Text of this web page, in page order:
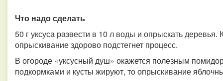
Что надо сделать
50 г уксуса развести в 10 л воды и опрыскать деревья.
опрыскивание здорово подстегнет процесс.
В огороде «уксусный душ» окажется полезным
подкормками и кусты жируют, то опрыскивание